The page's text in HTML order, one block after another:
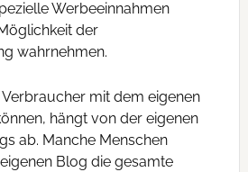
Werbeeinnahmen
der
wahrnehmen.
mit dem eigenen
hängt von der eigenen
ab. Manche Menschen
Blog die gesamte